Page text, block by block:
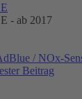
- ab 2017
/ NOx-
Beitrag